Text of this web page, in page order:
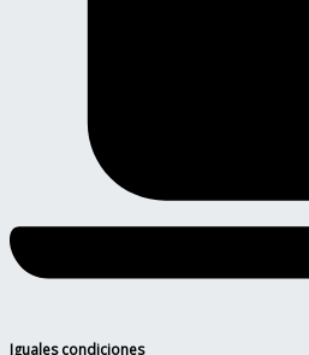
Iguales condiciones